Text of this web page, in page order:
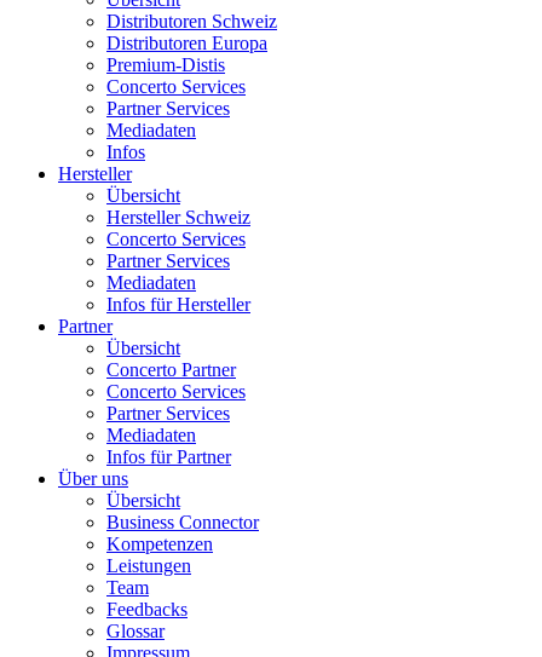
Distributoren Schweiz
Distributoren Europa
Premium-Distis
Concerto Services
Partner Services
Mediadaten
Infos
Hersteller
Übersicht
Hersteller Schweiz
Concerto Services
Partner Services
Mediadaten
Infos für Hersteller
Partner
Übersicht
Concerto Partner
Concerto Services
Partner Services
Mediadaten
Infos für Partner
Über uns
Übersicht
Business Connector
Kompetenzen
Leistungen
Team
Feedbacks
Glossar
Impressum